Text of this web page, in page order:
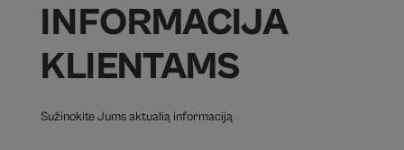
INFORMACIJA
KLIENTAMS
Sužinokite Jums aktualią informaciją